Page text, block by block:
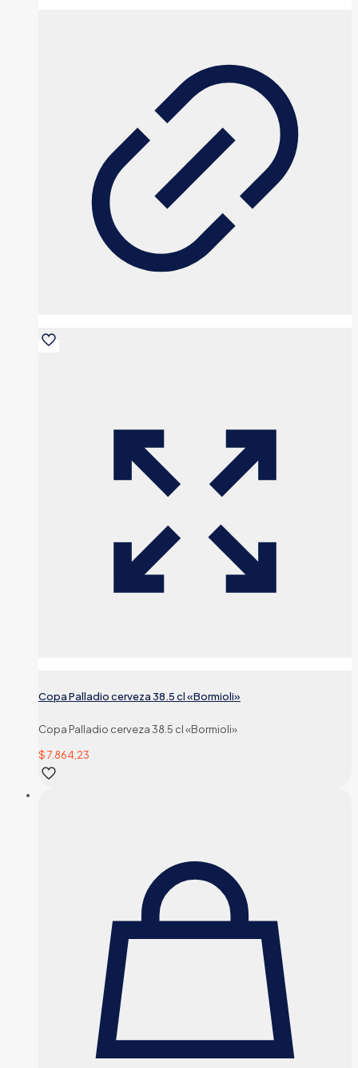
Copa Palladio cerveza 38.5 cl «Bormioli»
Copa Palladio cerveza 38.5 cl «Bormioli»
$7.864,23